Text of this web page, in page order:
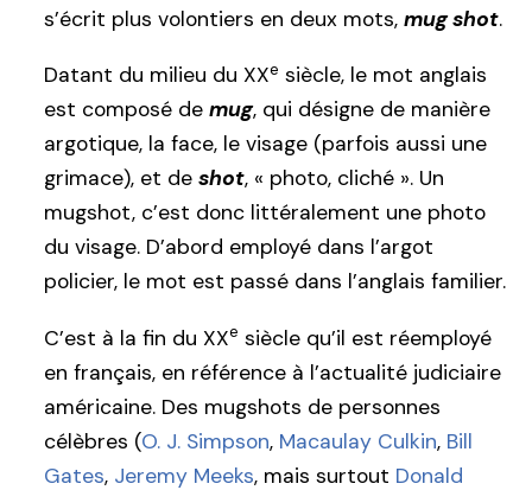
s’écrit plus volontiers en deux mots, mug shot.
Datant du milieu du XXe siècle, le mot anglais
est composé de mug, qui désigne de manière
argotique, la face, le visage (parfois aussi une
grimace), et de shot, « photo, cliché ». Un
mugshot, c’est donc littéralement une photo
du visage. D’abord employé dans l’argot
policier, le mot est passé dans l’anglais familier.
C’est à la fin du XXe siècle qu’il est réemployé
en français, en référence à l’actualité judiciaire
américaine. Des mugshots de personnes
célèbres (O. J. Simpson, Macaulay Culkin, Bill
Gates, Jeremy Meeks, mais surtout Donald